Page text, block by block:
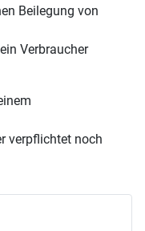
Beilegung von
Verbraucher
verpflichtet noch